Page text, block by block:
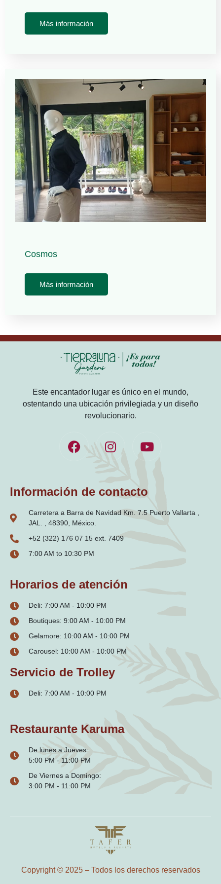
Más información
Cosmos
Más información
Este encantador lugar es único en el mundo,
ostentando una ubicación privilegiada y un diseño
revolucionario.
Información de contacto
Carretera a Barra de Navidad Km. 7.5 Puerto Vallarta ,
JAL. , 48390, México.
+52 (322) 176 07 15 ext. 7409
7:00 AM to 10:30 PM
Horarios de atención
Deli: 7:00 AM - 10:00 PM
Boutiques: 9:00 AM - 10:00 PM
Gelamore: 10:00 AM - 10:00 PM
Carousel: 10:00 AM - 10:00 PM
Servicio de Trolley
Deli: 7:00 AM - 10:00 PM
Restaurante Karuma
De lunes a Jueves:
5:00 PM - 11:00 PM
De Viernes a Domingo:
3:00 PM - 11:00 PM
Copyright © 2025 – Todos los derechos reservados